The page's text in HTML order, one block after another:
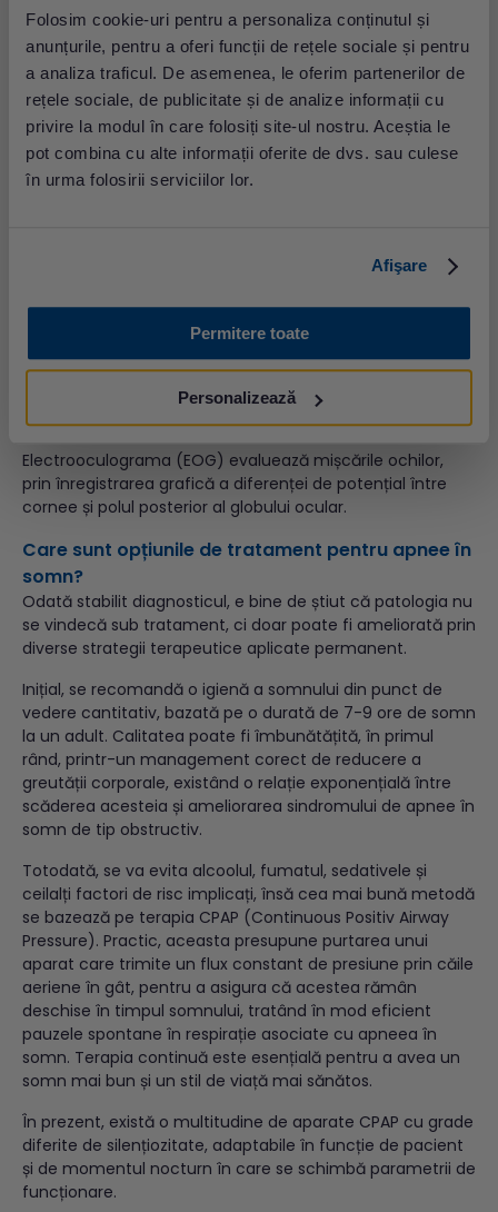
Folosim cookie-uri pentru a personaliza conținutul și
anunțurile, pentru a oferi funcții de rețele sociale și pentru
a analiza traficul. De asemenea, le oferim partenerilor de
rețele sociale, de publicitate și de analize informații cu
privire la modul în care folosiți site-ul nostru. Aceștia le
pot combina cu alte informații oferite de dvs. sau culese
în urma folosirii serviciilor lor.
Afişare
Permitere toate
Personalizează
cu holterul EKG, dispozitivul fiind ușor de montat acasă de
către pacient. Acesta determină fluxul de aer nazal
printr-o canulă simplă, implică un pulsoximetru și are o
centură care se montează la nivelul pieptului pentru
identificarea mișcărilor cutiei toracice. Aparatul este
indicat la pacienții cu o suspiciune ridicată de sindrom de
apnee în somn de tip obstructiv și care nu au alte
complicații.
ale somnului este polisomnografia. E un test complex
care se efectuează în cadrul clinicilor de specialitate,
integrând mai multe tipuri de investigații. Prin electrozii
montați pe cap, EEG (electroencefalograma) detectează
(electromiografie) se determină activitățile musculare,
cum ar fi suspiciunea sindromului picioarelor neliniștite în
somn.
Electrooculograma (EOG) evaluează mișcările ochilor,
prin înregistrarea grafică a diferenței de potențial între
cornee și polul posterior al globului ocular.
Care sunt opțiunile de tratament pentru apnee în
somn?
Odată stabilit diagnosticul, e bine de știut că patologia nu
se vindecă sub tratament, ci doar poate fi ameliorată prin
diverse strategii terapeutice aplicate permanent.
Inițial, se recomandă o igienă a somnului din punct de
vedere cantitativ, bazată pe o durată de 7-9 ore de somn
la un adult. Calitatea poate fi îmbunătățită, în primul
rând, printr-un management corect de reducere a
greutății corporale, existând o relație exponențială între
scăderea acesteia și ameliorarea sindromului de apnee în
somn de tip obstructiv.
Totodată, se va evita alcoolul, fumatul, sedativele și
ceilalți factori de risc implicați, însă cea mai bună metodă
se bazează pe terapia CPAP (Continuous Positiv Airway
Pressure). Practic, aceasta presupune purtarea unui
aparat care trimite un flux constant de presiune prin căile
aeriene în gât, pentru a asigura că acestea rămân
deschise în timpul somnului, tratând în mod eficient
pauzele spontane în respirație asociate cu apneea în
somn. Terapia continuă este esențială pentru a avea un
somn mai bun și un stil de viață mai sănătos.
În prezent, există o multitudine de aparate CPAP cu grade
diferite de silențiozitate, adaptabile în funcție de pacient
și de momentul nocturn în care se schimbă parametrii de
funcționare.